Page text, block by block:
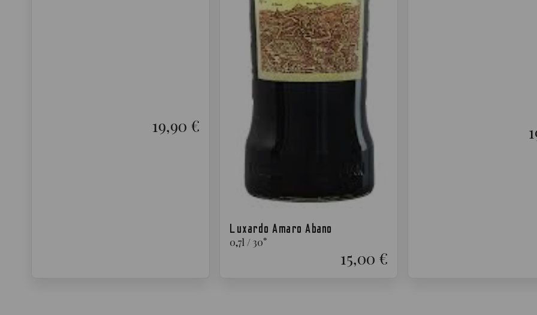
19,90 €
Luxardo Amaro Abano
0,7l /30°
15,00 €